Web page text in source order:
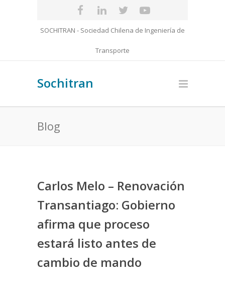
SOCHITRAN - Sociedad Chilena de Ingeniería de
Transporte
Sochitran
Blog
Carlos Melo – Renovación
Transantiago: Gobierno
afirma que proceso
estará listo antes de
cambio de mando